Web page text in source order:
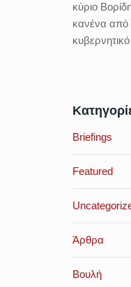
κύριο
κανένα από
Briefings
Featured
Άρθρα
Βουλή